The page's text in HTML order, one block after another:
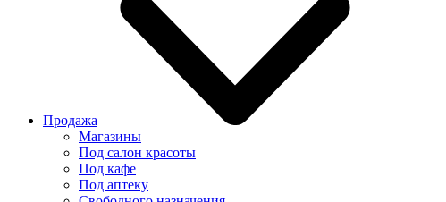
Продажа
Магазины
Под салон красоты
Под кафе
Под аптеку